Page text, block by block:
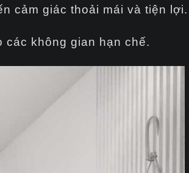
cảm giác thoải mái và tiện lợi.
các không gian hạn chế.